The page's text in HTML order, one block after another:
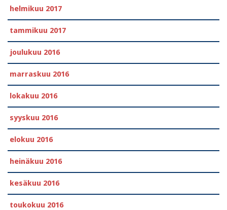
helmikuu 2017
tammikuu 2017
joulukuu 2016
marraskuu 2016
lokakuu 2016
syyskuu 2016
elokuu 2016
heinäkuu 2016
kesäkuu 2016
toukokuu 2016